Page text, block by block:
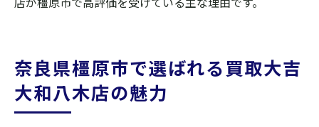
奈良県橿原市で選ばれる買取大吉
大和八木店の魅力